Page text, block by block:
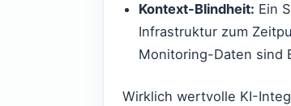
Kontext-Blindheit: Ein
Infrastruktur zum
Monitoring-Daten sind
Wirklich wertvolle KI-